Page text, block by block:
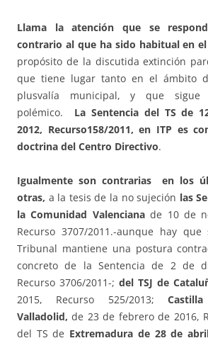
Llama la atención que se
contrario al que ha sido habitual en
propósito de la discutida extinción
que tiene lugar tanto en el ámbito
plusvalía municipal, y que
polémico. La Sentencia del TS de
2012, Recurso158/2011, en ITP es
doctrina del Centro Directivo.
Igualmente son contrarias en los
otras, a la tesis de la no sujeción las
la Comunidad Valencianade 10 de
Recurso 3707/2011.-aunque hay
Tribunal mantiene una postura
concreto de la Sentencia de 2 de
Recurso 3706/2011-; del TSJ de
2015, Recurso 525/2013;
Valladolid, de 23 de febrero de 2016,
del TS de Extremadura de 28 de